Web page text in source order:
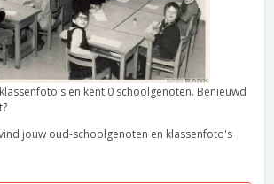
en kent 0 schoolgenoten. Benieuwd
jouw oud-schoolgenoten en klassenfoto's